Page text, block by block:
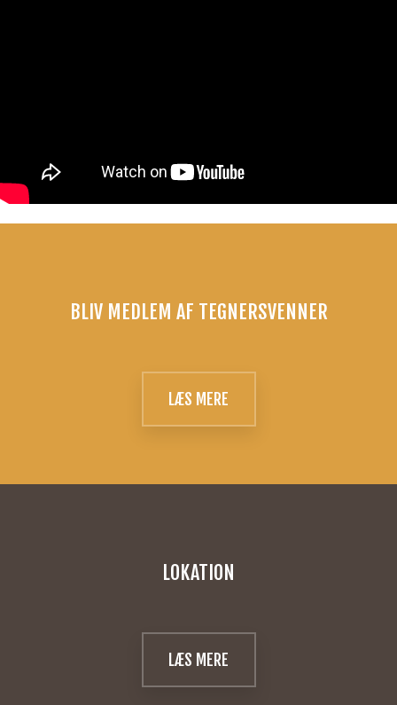
BLIV MEDLEM AF TEGNERSVENNER
LÆS MERE
LOKATION
LÆS MERE​